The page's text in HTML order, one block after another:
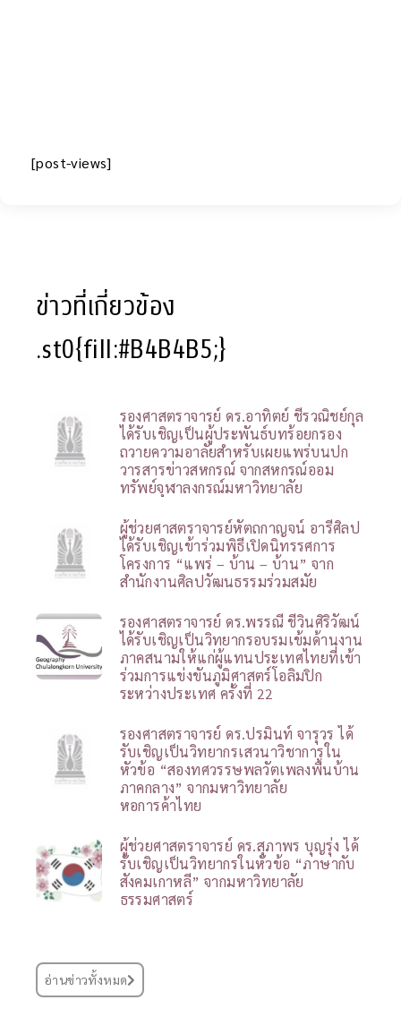
[post-views]
ข่าวที่เกี่ยวข้อง
.st0{fill:#B4B4B5;}
รองศาสตราจารย์ ดร.อาทิตย์ ชีรวณิชย์กุล
ได้รับเชิญเป็นผู้ประพันธ์บทร้อยกรอง
ถวายความอาลัยสำหรับเผยแพร่บนปก
วารสารข่าวสหกรณ์ จากสหกรณ์ออม
ทรัพย์จุฬาลงกรณ์มหาวิทยาลัย
ผู้ช่วยศาสตราจารย์หัตถกาญจน์ อารีศิลป
ได้รับเชิญเข้าร่วมพิธีเปิดนิทรรศการ
โครงการ “แพร่ – บ้าน – บ้าน” จาก
สำนักงานศิลปวัฒนธรรมร่วมสมัย
รองศาสตราจารย์ ดร.พรรณี ชีวินศิริวัฒน์
ได้รับเชิญเป็นวิทยากรอบรมเข้มด้านงาน
ภาคสนามให้แก่ผู้แทนประเทศไทยที่เข้า
ร่วมการแข่งขันภูมิศาสตร์โอลิมปิก
ระหว่างประเทศ ครั้งที่ 22
รองศาสตราจารย์ ดร.ปรมินท์ จารุวร ได้
รับเชิญเป็นวิทยากรเสวนาวิชาการใน
หัวข้อ “สองทศวรรษพลวัตเพลงพื้นบ้าน
ภาคกลาง” จากมหาวิทยาลัย
หอการค้าไทย
ผู้ช่วยศาสตราจารย์ ดร.สุภาพร บุญรุ่ง ได้
รับเชิญเป็นวิทยากรในหัวข้อ “ภาษากับ
สังคมเกาหลี” จากมหาวิทยาลัย
ธรรมศาสตร์
อ่านข่าวทั้งหมด